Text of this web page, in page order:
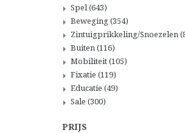
Spel(643)
Beweging(354)
Zintuigprikkeling/Snoezelen
Buiten(116)
Mobiliteit(105)
Fixatie (119)
Educatie (49)
Sale (300)
PRIJS